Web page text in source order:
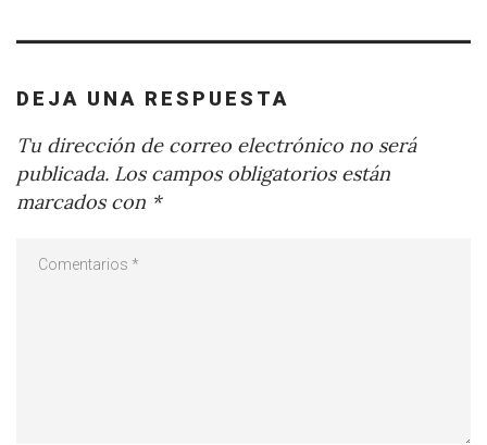
DEJA UNA RESPUESTA
Tu dirección de correo electrónico no será
publicada. Los campos obligatorios están
marcados con *